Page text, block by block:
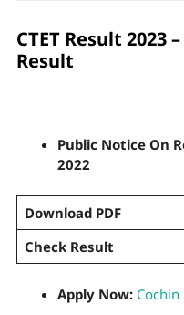
CTET Result 2023
Result
Public Notice On
2022
Download PDF
Check Result
Apply Now: